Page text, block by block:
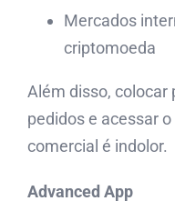
Mercados
criptomoeda
Além disso, colocar
pedidos e acessar
comercial é indolor.
Advanced App